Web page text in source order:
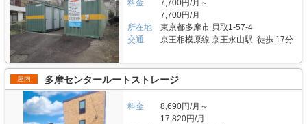
台分ほどスペースを管理している（2020年1月現在）。その運営ノウハウが
ある「ハローバイクガレージ北上野」は、誰もが安心して利用できる施設な
ので、愛車を守りたい近隣エリアの方は要チェックなスポットではないかと
思った。
をつけており、安心してバイクを保管できる収納スペースです。また、施設
内には外灯照明も完備していますので、夜間でもバイクを出し入れしやすい
環境です。 費用や契約について教えてください。 月額11,300円（税込）の
価格でバイクボックスをご利用頂けます。「ハローバイクボックス足立竹ノ
塚パート2」は施設見学が可能なので、バイクボックスの大きさや立地が気
になる方は見学を申し込みください。契約時はバイクのナンバーを確認して
います。これからバイクを購入する方はお問い合わせの際にお知らせくださ
い。時期によっては月額使用料や事務手数料がお得になるキャンペーンも実
施していますので、LIFULLトランクルームの施設詳細ページをご覧くださ
い。 編集後記 現在、都内を中心に約1,000台（2020年1月現在）のバイク専
用スペースを管理しているエリアリンク株式会社。2016年頃、西東京エリ
んな方がご利用されているのでしょうか？ お客様は店舗から1.5キロ圏内に
お住いの方がほとんどです。他社であれば3キロ圏内程か車で移動する場所
にあることが多いのですが、「トランクハウス24」は住宅街の生活道路に
面しているため地域に密着した運営ができています（ご自宅から車で荷物を
運送するサービスも利用可能）。また、利用用途で多いのはファミリー層の
他、都心の店舗は一人暮らしの若い方や女性、法人企業にも利用いただいて
います。任意に調査したユーザーインタビューでは「一度使うと便利さが分
かった」という声も多く、衣類や本などの趣味や生活用品を自宅以外の押入
れに入れておく感覚で中長期的に利用されている傾向があります。 セキュ
リティや安全面について教えてください。 トランクハウス24で細心の注意
を払っているのが空気の流れ。外が寒いから中は暖かくではなく、結露やカ
料金
7,700円/月～
7,700円/月
所在地
東京都多摩市 貝取1-57-4
交通
京王相模原線 京王永山駅 徒歩 17分
屋内 多摩センタールートストレージ
料金
8,690円/月～
17,820円/月